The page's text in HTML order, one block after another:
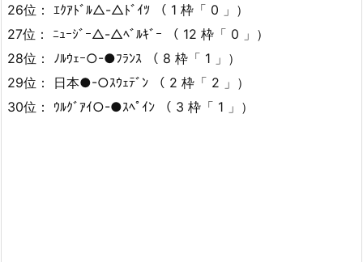
26位： ｴｸｱﾄﾞﾙ△-△ﾄﾞｲﾂ （ 1 枠「 0 」）
27位： ﾆｭｰｼﾞｰ△-△ﾍﾞﾙｷﾞｰ （ 12 枠「 0 」）
28位： ﾉﾙｳｪｰ○-●ﾌﾗﾝｽ （ 8 枠「 1 」）
29位： 日本●-○ｽｳｪﾃﾞﾝ （ 2 枠「 2 」）
30位： ｳﾙｸﾞｱｲ○-●ｽﾍﾟｲﾝ （ 3 枠「 1 」）